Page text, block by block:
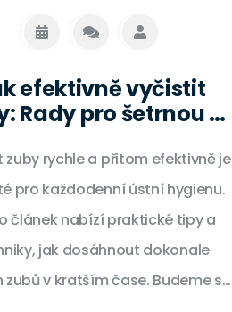
efektivně vyčistit
Rady pro šetrnou a
zuby rychle a přitom efektivně je
pro každodenní ústní hygienu.
článek nabízí praktické tipy a
jak dosáhnout dokonale
v kratším čase. Budeme se